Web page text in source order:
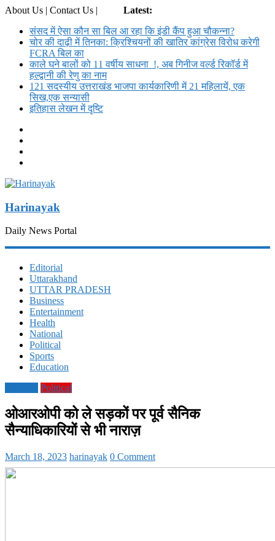
About Us | Contact Us |
Latest:
संसद में ऐसा कौन सा बिल आ रहा कि इंडी कैंप हुआ चौकन्ना?
चोर की दाढ़ी में तिनका: क्रिश्चियनों की खातिर कांग्रेस विरोध करेगी
FCRA बिल का
काले घने बालों को 11 वर्षीय साधना !, अब गिनीज वर्ल्ड रिकॉर्ड में
हल्द्वानी की रेणु का नाम
121 सदस्यीय उत्तराखंड भाजपा कार्यकारिणी में 21 महिलायें, एक
सिख,एक सन्यासी
इतिहास लेखन में दृष्टि
Harinayak
Daily News Portal
Editorial
Uttarakhand
UTTAR PRADESH
Business
Entertainment
Health
National
Political
Sports
Education
Political
ओआरओपी को ले सड़कों पर पूर्व सैनिक
सैन्याधिकारियों से भी नाराज़
March 18, 2023 harinayak 0 Comment